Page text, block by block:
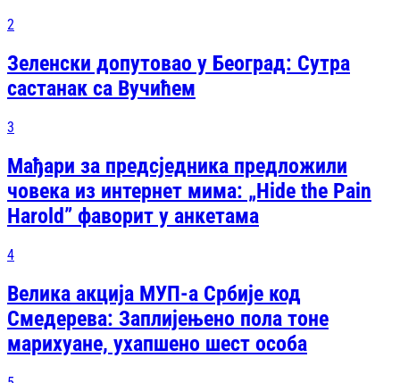
2
Зеленски допутовао у Београд: Сутра
састанак са Вучићем
3
Мађари за предсједника предложили
човека из интернет мима: „Hide the Pain
Harold” фаворит у анкетама
4
Велика акција МУП-а Србије код
Смедерева: Заплијењено пола тоне
марихуане, ухапшено шест особа